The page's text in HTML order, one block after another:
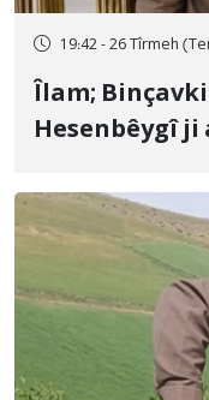
19:42 - 26 Tîrmeh
Îlam;
Hesenbêygî ji